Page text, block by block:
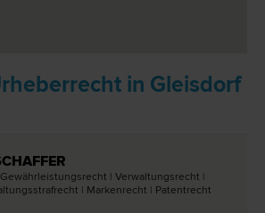
in Gleisdorf
| Verwaltungs­recht |
| Marken­recht | Patent­recht